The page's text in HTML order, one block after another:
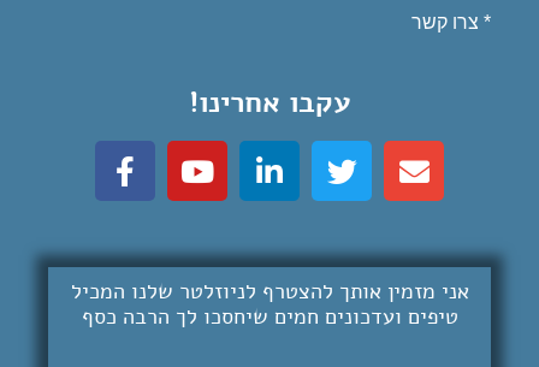
* צרו קשר
עקבו אחרינו!
אני מזמין אותך להצטרף לניוזלטר שלנו המכיל
טיפים ועדכונים חמים שיחסכו לך הרבה כסף